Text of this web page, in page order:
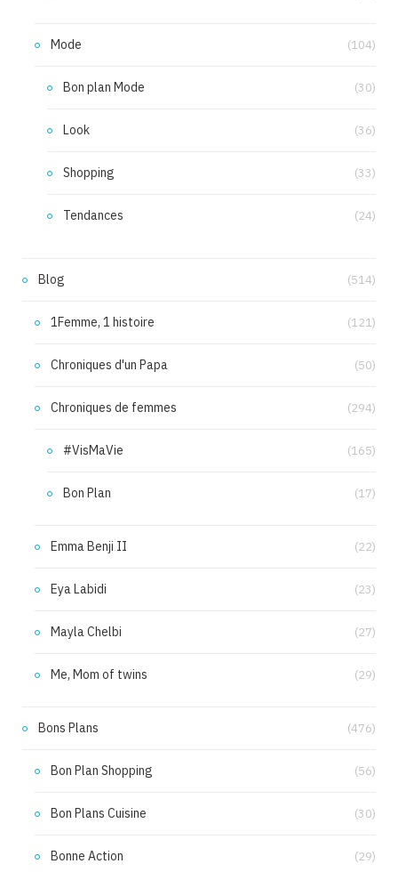
Mode (104)
Bon plan Mode (30)
Look (36)
Shopping (33)
Tendances (24)
Blog (514)
1Femme, 1 histoire (121)
Chroniques d'un Papa (50)
Chroniques de femmes (294)
#VisMaVie (165)
Bon Plan (17)
Emma Benji II (22)
Eya Labidi (23)
Mayla Chelbi (27)
Me, Mom of twins (29)
Bons Plans (476)
Bon Plan Shopping (56)
Bon Plans Cuisine (30)
Bonne Action (29)